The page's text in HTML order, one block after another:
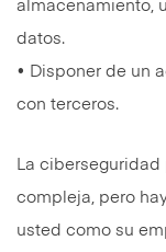
almacenamiento,
datos.
• Disponer de un
con terceros.
La
compleja, pero
usted como su